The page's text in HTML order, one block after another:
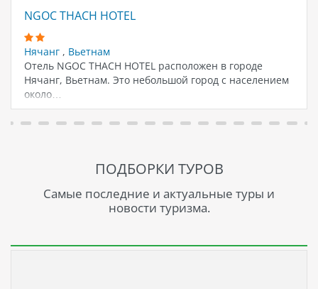
NGOC THACH HOTEL
Нячанг , Вьетнам
Отель NGOC THACH HOTEL расположен в городе
Нячанг, Вьетнам. Это небольшой город с населением
около…
ПОДБОРКИ ТУРОВ
Самые последние и актуальные туры и
новости туризма.